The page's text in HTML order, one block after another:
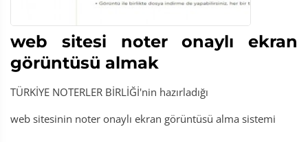
web sitesi noter onaylı ekran
görüntüsü almak
TÜRKİYE NOTERLER BİRLİĞİ'nin hazırladığı
web sitesinin noter onaylı ekran görüntüsü alma sistemi